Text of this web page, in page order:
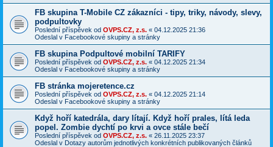
FB skupina T-Mobile CZ zákazníci - tipy, triky, návody, slevy,
podpultovky
Poslední příspěvek od OVPS.CZ, z.s. « 04.12.2025 21:36
Odeslal v Facebookové skupiny a stránky
FB skupina Podpultové mobilní TARIFY
Poslední příspěvek od OVPS.CZ, z.s. « 04.12.2025 21:34
Odeslal v Facebookové skupiny a stránky
FB stránka mojeretence.cz
Poslední příspěvek od OVPS.CZ, z.s. « 04.12.2025 21:14
Odeslal v Facebookové skupiny a stránky
Když hoří katedrála, dary lítají. Když hoří prales, lítá leda
popel. Zombie dychtí po krvi a ovce stále bečí
Poslední příspěvek od OVPS.CZ, z.s. « 26.11.2025 23:37
Odeslal v Dotazy autorům jednotlivých konkrétních publikovaných článků